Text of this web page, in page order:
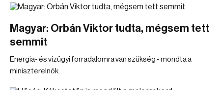
Magyar: Orbán Viktor tudta, mégsem tett
semmit
Energia- és vízügyi forradalomra van szükség - mondta a
miniszterelnök.